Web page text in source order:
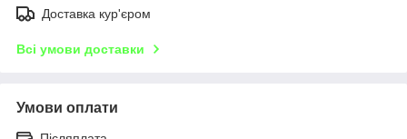
Доставка кур'єром
Всі умови доставки
Умови оплати